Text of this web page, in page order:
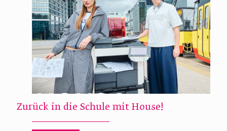
Zurück in die Schule mit House!